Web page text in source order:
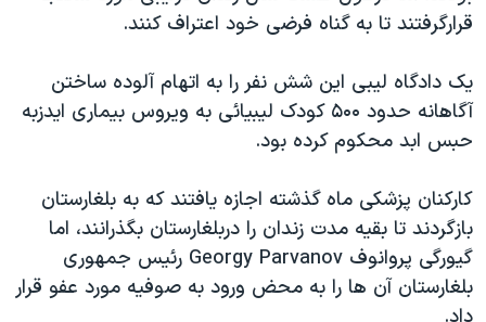
اسرائیل در جنگ
آرشیو پخش زنده
ورزش زنان در ایران
مجموعه مستندهای دادخواهی
تریبونال مردمی آبان ۹۸
چهل سال گروگان‌گیری
قانون شفافیت دارائی کادر رهبری ایران
اعتراضات مردمی آبان ۹۸
قرارگرفتند تا به گناه فرضی خود اعتراف کنند.
یک دادگاه لیبی این شش نفر را به اتهام آلوده ساختن
آگاهانه حدود ۵۰۰ کودک لیبیائی به ویروس بیماری ایدزبه
حبس ابد محکوم کرده بود.
کارکنان پزشکی ماه گذشته اجازه یافتند که به بلغارستان
بازگردند تا بقیه مدت زندان را دربلغارستان بگذرانند، اما
گیورگی پروانوف Georgy Parvanov رئیس جمهوری
بلغارستان آن ها را به محض ورود به صوفیه مورد عفو قرار